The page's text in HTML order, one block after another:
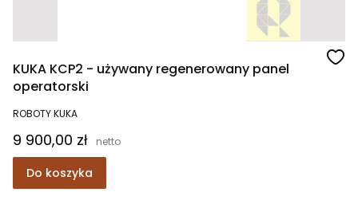
KUKA KCP2 - używany regenerowany panel
operatorski
ROBOTY KUKA
Cena
9 900,00 zł
Do koszyka